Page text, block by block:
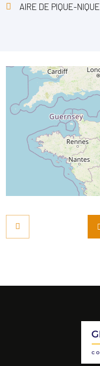
AIRE DE PIQUE-NIQUE